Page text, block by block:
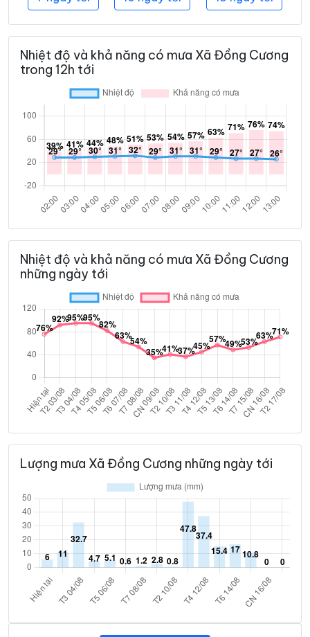
Nhiệt độ và khả năng có mưa Xã Đồng Cương
trong 12h tới
Nhiệt độ và khả năng có mưa Xã Đồng Cương
những ngày tới
Lượng mưa Xã Đồng Cương những ngày tới